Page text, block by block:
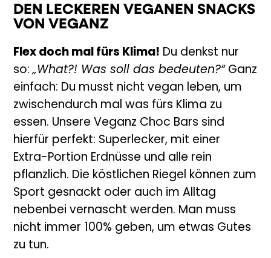
DEN LECKEREN VEGANEN SNACKS
VON VEGANZ
Flex doch mal fürs Klima! Du denkst nur
so:„What?! Was soll das bedeuten?“ Ganz
einfach: Du musst nicht vegan leben, um
zwischendurch mal was fürs Klima zu
essen. Unsere Veganz Choc Bars sind
hierfür perfekt: Superlecker, mit einer
Extra-Portion Erdnüsse und alle rein
pflanzlich. Die köstlichen Riegel können zum
Sport gesnackt oder auch im Alltag
nebenbei vernascht werden. Man muss
nicht immer 100% geben, um etwas Gutes
zu tun.